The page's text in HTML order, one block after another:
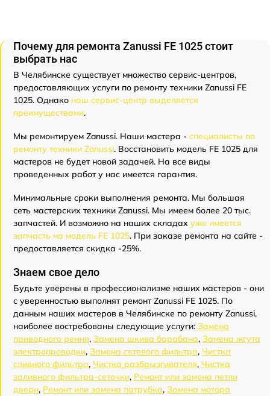
Почему для ремонта Zanussi FE 1025 стоит
выбрать нас
В Челябинске существует множество сервис-центров,
предоставляющих услуги по ремонту техники Zanussi FE
1025. Однако наш сервис-центр выделяется
преимуществами.
Мы ремонтируем Zanussi. Наши мастера - специалисты по
ремонту техники Zanussi. Восстановить модель FE 1025 для
мастеров не будет новой задачей. На все виды
проведенных работ у нас имеется гарантия.
Минимальные сроки выполнения ремонта. Мы большая
сеть мастерских техники Zanussi. Мы имеем более 20 тыс.
запчастей. И возможно на наших складах уже имеется
запчасть на модель FE 1025. При заказе ремонта на сайте -
предоставляется скидка -25%.
Знаем свое дело
Будьте уверены в профессионализме наших мастеров - они
с уверенностью выполнят ремонт Zanussi FE 1025. По
данным наших мастеров в Челябинске по ремонту Zanussi,
наиболее востребованы следующие услуги: Замена
приводного ремня, Замена шкива барабана, Замена жгута
электропроводки, Замена сетевого фильтра, Чистка
сливного фильтра, Чистка разбрызгивателя, Чистка
заливного фильтра-сеточки, Ремонт или замена петли
двери, Ремонт или замена патрубка, Замена мотора